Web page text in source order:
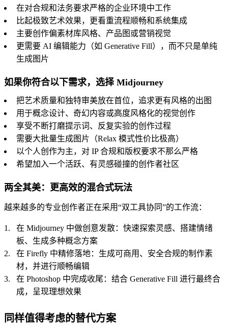
在对合规和法务要求严格的企业环境中工作
比起极致艺术效果，更看重流程顺畅和系统集成
主要创作偏素材库风格、产品图或营销视觉
更需要 AI 编辑能力（如 Generative Fill），而不只是单纯
生成图片
如果你符合以下需求，选择 Midjourney
把艺术质量和独特审美放在首位，追求更有风格的出图
用于概念设计、奇幻内容或高度风格化的视觉创作
享受不断打磨提示词、反复实验的创作过程
需要大批量生成图片（Relax 模式性价比极高）
以个人创作为主，对 IP 合规和版权要求不那么严格
希望加入一个活跃、有灵感碰撞的创作者社区
两全其美：更高效的混合式玩法
越来越多的专业创作者正在采用“双工具协同”的工作流：
在 Midjourney 中做创意发散：快速探索灵感、搭建情绪
板、生成多种概念方案
在 Firefly 中精修落地：生成可商用、安全合规的制作素
材，并进行顺畅编辑
在 Photoshop 中完成收尾：结合 Generative Fill 进行最终合
成，呈现理想效果
同样值得考虑的替代方案